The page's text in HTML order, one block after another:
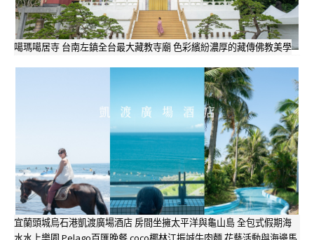
噶瑪噶居寺 台南左鎮全台最大藏教寺廟 色彩繽紛濃厚的藏傳佛教美學
宜蘭頭城烏石港凱渡廣場酒店 房間坐擁太平洋與龜山島 全包式假期海